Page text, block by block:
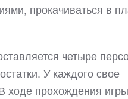
прокачиваться в
четыре
У каждого свое
ходе прохождения